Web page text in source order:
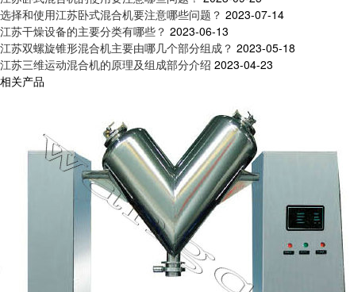
选择和使用江苏卧式混合机要注意哪些问题？ 2023-07-14
江苏干燥设备的主要分类有哪些？ 2023-06-13
江苏双螺旋锥形混合机主要由哪几个部分组成？ 2023-05-18
江苏三维运动混合机的原理及组成部分介绍 2023-04-23
相关产品